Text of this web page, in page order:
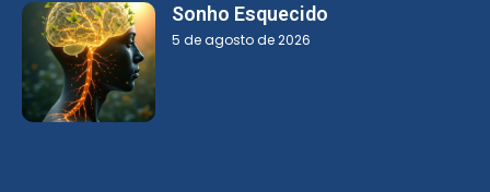
Sonho Esquecido
5 de agosto de 2026